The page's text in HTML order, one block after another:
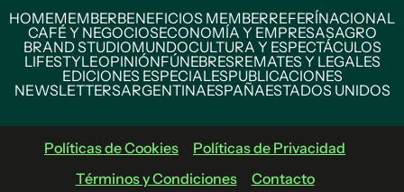
HOMEMEMBERBENEFICIOS MEMBERREFERÍNACIONAL
CAFÉ Y NEGOCIOSECONOMÍA Y EMPRESASAGRO
BRAND STUDIOMUNDOCULTURA Y ESPECTÁCULOS
LIFESTYLEOPINIÓNFÚNEBRESREMATES Y LEGALES
EDICIONES ESPECIALESPUBLICACIONES
NEWSLETTERSARGENTINAESPAÑAESTADOS UNIDOS
Políticas de Cookies
Políticas de Privacidad
Términos y Condiciones
Contacto